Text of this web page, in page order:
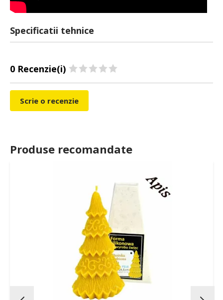
Specificatii tehnice
0 Recenzie(i)
Scrie o recenzie
Produse recomandate